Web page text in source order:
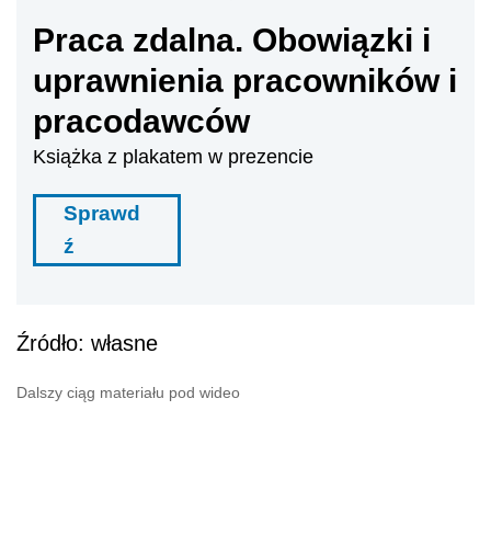
Praca zdalna. Obowiązki i
uprawnienia pracowników i
pracodawców
Książka z plakatem w prezencie
Sprawd
ź
Źródło: własne
Dalszy ciąg materiału pod wideo